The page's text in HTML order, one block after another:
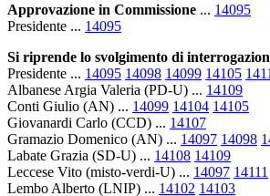
Approvazione in Commissione ... 14095
Presidente ... 14095
Si riprende lo svolgimento di
Presidente ... 14095 14098 14099 14105
Albanese Argia Valeria (PD-U) ... 14109
Conti Giulio (AN) ... 14099 14104 14105
Giovanardi Carlo (CCD) ... 14107
Gramazio Domenico (AN) ... 14097 14098
Labate Grazia (SD-U) ... 14108 14109
Leccese Vito (misto-verdi-U) ... 14097 14111
Lembo Alberto (LNIP) ... 14102 14103